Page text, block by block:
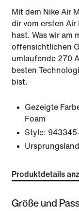
Mit dem Nike Air
dir vom ersten
hast. Was wir am
offensichtlichen
umlaufende 270
besten
bist.
Gezeigte
Foam
Style:
Produktdetails
Größe und